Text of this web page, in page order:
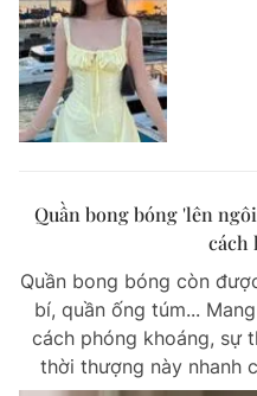
Quần bong bóng 'lên
cách
Quần bong bóng còn
bí, quần ống túm...
cách phóng khoáng, sự
thời thượng này nhanh